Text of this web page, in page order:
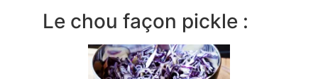
Le chou façon pickle :